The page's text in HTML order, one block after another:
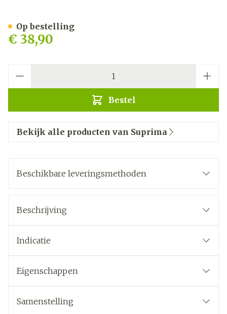
€ 38,90
Bestel
Op bestelling
Bekijk alle producten van Suprima
Beschikbare leveringsmethoden
Beschrijving
Indicatie
Eigenschappen
Samenstelling